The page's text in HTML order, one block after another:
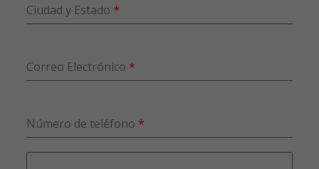
Ciudad y Estado *
Correo Electrónico *
Número de teléfono *